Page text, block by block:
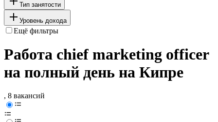
Тип занятости
Уровень дохода
Ещё фильтры
Работа chief marketing officer
на полный день на Кипре
, 8 вакансий